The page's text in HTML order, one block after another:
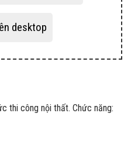
desktop
thi công nội thất. Chức năng: